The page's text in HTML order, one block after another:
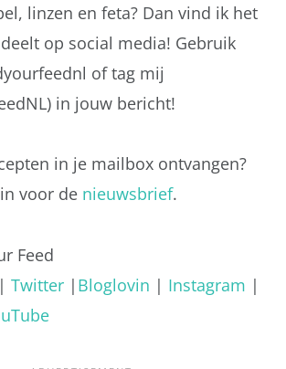
linzen en feta? Dan vind ik het
op social media! Gebruik
of tag mij
in jouw bericht!
in je mailbox ontvangen?
voor de nieuwsbrief.
Feed
| Twitter | Bloglovin | Instagram |